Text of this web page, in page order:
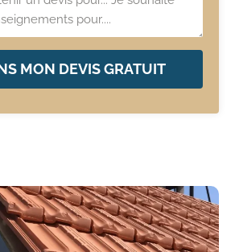
MON DEVIS GRATUIT